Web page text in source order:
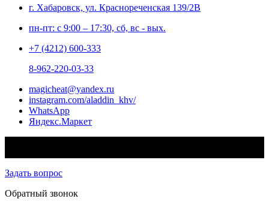
г. Хабаровск, ул. Краснореченская 139/2В
пн-пт: с 9:00 – 17:30, сб, вс - вых.
+7 (4212) 600-333
8-962-220-03-33
magicheat@yandex.ru
instagram.com/aladdin_khv/
WhatsApp
Яндекс.Маркет
Задать вопрос
Обратный звонок